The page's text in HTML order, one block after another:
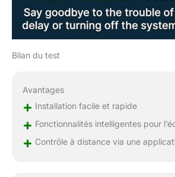
le besoin de
garage
rapide et
en un
à faire soi-
prend que
Bilan du test
Avantages
+ Installation facile et rapide
+ Fonctionnalités intelligentes pour
+ Contrôle à distance via une